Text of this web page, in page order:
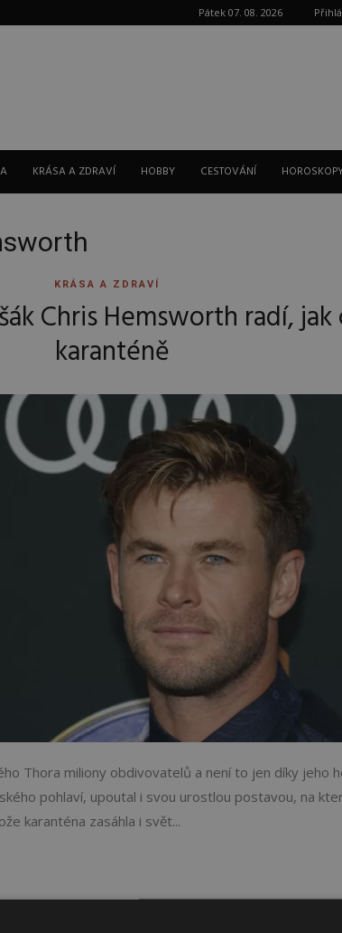
Pátek 07. 08. 2026
KRÁSA A ZDRAVÍ HOBBY CESTOVÁNÍ
KRÁSA A ZDRAVÍ
Chris Hemsworth radí,
karanténě
Thora miliony obdivovatelů a není to jen díky jeho
pohlaví, upoutal i svou urostlou postavou, na
karanténa zasáhla i svět...